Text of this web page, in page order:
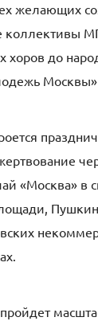
желающих
до
«Москва» в